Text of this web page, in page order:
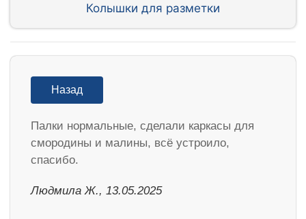
Колышки для разметки
Назад
Палки нормальные, сделали каркасы для
смородины и малины, всё устроило,
спасибо.
Людмила Ж., 13.05.2025